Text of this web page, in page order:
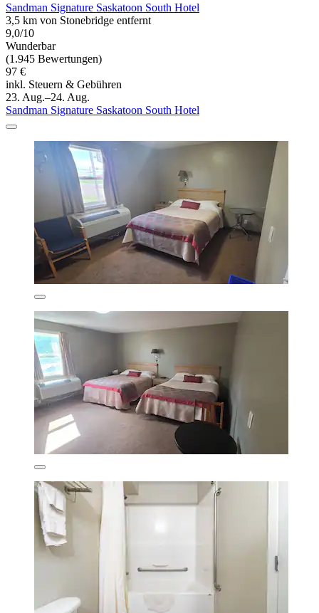
Sandman Signature Saskatoon South Hotel
3,5 km von Stonebridge entfernt
9,0/10
Wunderbar
(1.945 Bewertungen)
97 €
inkl. Steuern & Gebühren
23. Aug.–24. Aug.
Sandman Signature Saskatoon South Hotel